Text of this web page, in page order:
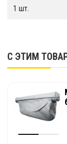
1 шт.
С ЭТИМ